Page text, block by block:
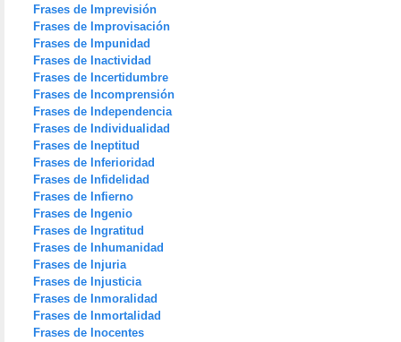
Frases de Imprevisión
Frases de Improvisación
Frases de Impunidad
Frases de Inactividad
Frases de Incertidumbre
Frases de Incomprensión
Frases de Independencia
Frases de Individualidad
Frases de Ineptitud
Frases de Inferioridad
Frases de Infidelidad
Frases de Infierno
Frases de Ingenio
Frases de Ingratitud
Frases de Inhumanidad
Frases de Injuria
Frases de Injusticia
Frases de Inmoralidad
Frases de Inmortalidad
Frases de Inocentes